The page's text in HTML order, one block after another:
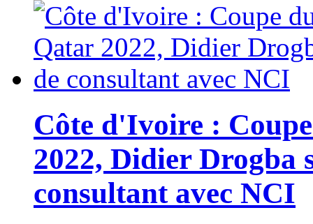
Côte d'Ivoire :
2022, Didier Drogba
consultant avec NCI